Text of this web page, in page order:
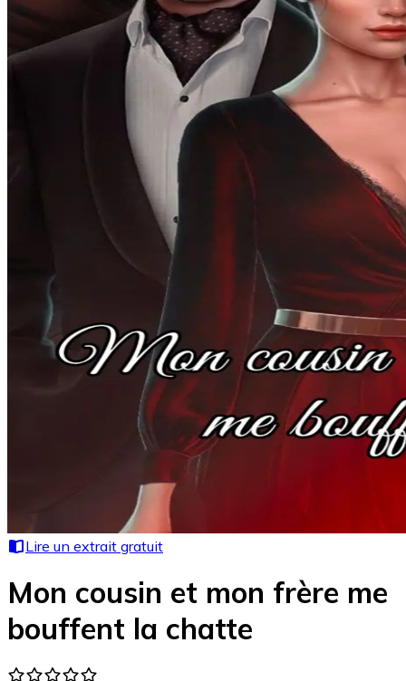
Lire un extrait gratuit
Mon cousin et mon frère me
bouffent la chatte